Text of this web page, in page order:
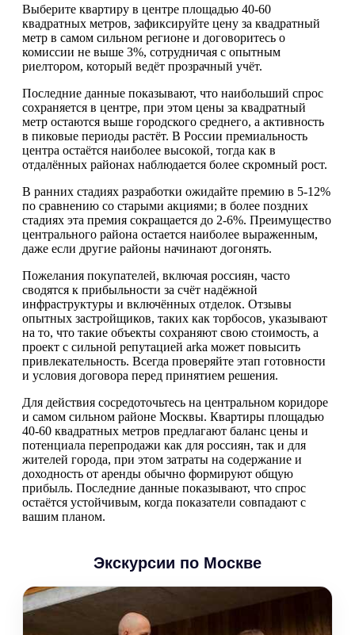
Выберите квартиру в центре площадью 40-60
квадратных метров, зафиксируйте цену за квадратный
метр в самом сильном регионе и договоритесь о
комиссии не выше 3%, сотрудничая с опытным
риелтором, который ведёт прозрачный учёт.
Последние данные показывают, что наибольший спрос
сохраняется в центре, при этом цены за квадратный
метр остаются выше городского среднего, а активность
в пиковые периоды растёт. В России премиальность
центра остаётся наиболее высокой, тогда как в
отдалённых районах наблюдается более скромный рост.
В ранних стадиях разработки ожидайте премию в 5-12%
по сравнению со старыми акциями; в более поздних
стадиях эта премия сокращается до 2-6%. Преимущество
центрального района остается наиболее выраженным,
даже если другие районы начинают догонять.
Пожелания покупателей, включая россиян, часто
сводятся к прибыльности за счёт надёжной
инфраструктуры и включённых отделок. Отзывы
опытных застройщиков, таких как торбосов, указывают
на то, что такие объекты сохраняют свою стоимость, а
проект с сильной репутацией arka может повысить
привлекательность. Всегда проверяйте этап готовности
и условия договора перед принятием решения.
Для действия сосредоточьтесь на центральном коридоре
и самом сильном районе Москвы. Квартиры площадью
40-60 квадратных метров предлагают баланс цены и
потенциала перепродажи как для россиян, так и для
жителей города, при этом затраты на содержание и
доходность от аренды обычно формируют общую
прибыль. Последние данные показывают, что спрос
остаётся устойчивым, когда показатели совпадают с
вашим планом.
Экскурсии по Москве